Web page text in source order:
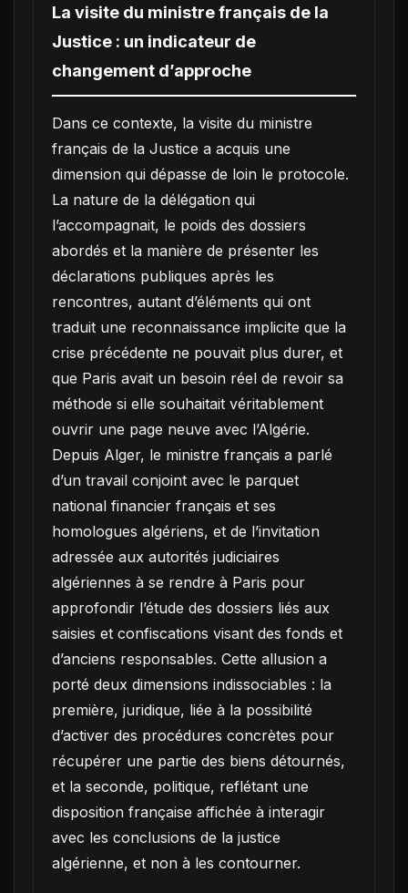
La visite du ministre français de la
Justice : un indicateur de
changement d’approche
Dans ce contexte, la visite du ministre
français de la Justice a acquis une
dimension qui dépasse de loin le protocole.
La nature de la délégation qui
l’accompagnait, le poids des dossiers
abordés et la manière de présenter les
déclarations publiques après les
rencontres, autant d’éléments qui ont
traduit une reconnaissance implicite que la
crise précédente ne pouvait plus durer, et
que Paris avait un besoin réel de revoir sa
méthode si elle souhaitait véritablement
ouvrir une page neuve avec l’Algérie.
Depuis Alger, le ministre français a parlé
d’un travail conjoint avec le parquet
national financier français et ses
homologues algériens, et de l’invitation
adressée aux autorités judiciaires
algériennes à se rendre à Paris pour
approfondir l’étude des dossiers liés aux
saisies et confiscations visant des fonds et
d’anciens responsables. Cette allusion a
porté deux dimensions indissociables : la
première, juridique, liée à la possibilité
d’activer des procédures concrètes pour
récupérer une partie des biens détournés,
et la seconde, politique, reflétant une
disposition française affichée à interagir
avec les conclusions de la justice
algérienne, et non à les contourner.